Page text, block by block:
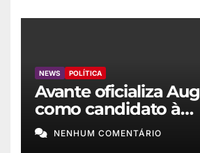
NEWS POLÍTICA
Avante oficializa
como candidato à
Presidência
NENHUM COMENTÁRIO